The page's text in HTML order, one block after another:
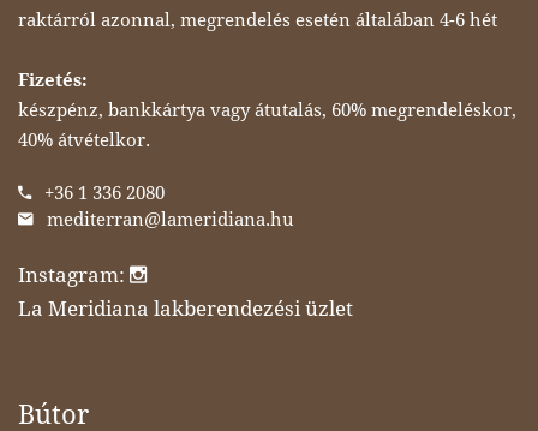
raktárról azonnal, megrendelés esetén általában 4-6 hét
Fizetés:
készpénz, bankkártya vagy átutalás, 60% megrendeléskor,
40% átvételkor.
+36 1 336 2080
mediterran@lameridiana.hu
Instagram:
La Meridiana lakberendezési üzlet
Bútor